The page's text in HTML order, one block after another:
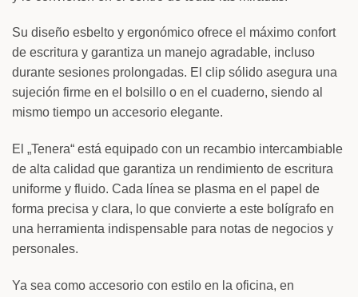
Su diseño esbelto y ergonómico ofrece el máximo confort
de escritura y garantiza un manejo agradable, incluso
durante sesiones prolongadas. El clip sólido asegura una
sujeción firme en el bolsillo o en el cuaderno, siendo al
mismo tiempo un accesorio elegante.
El „Tenera“ está equipado con un recambio intercambiable
de alta calidad que garantiza un rendimiento de escritura
uniforme y fluido. Cada línea se plasma en el papel de
forma precisa y clara, lo que convierte a este bolígrafo en
una herramienta indispensable para notas de negocios y
personales.
Ya sea como accesorio con estilo en la oficina, en